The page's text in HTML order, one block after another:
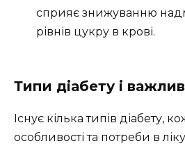
сприяє знижуванню
рівнів цукру в крові.
Типи діабету і
Існує кілька типів діабету,
особливості та потреби в